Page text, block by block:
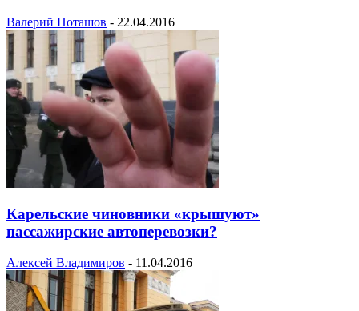
Валерий Поташов - 22.04.2016
Карельские чиновники «крышуют»
пассажирские автоперевозки?
Алексей Владимиров - 11.04.2016